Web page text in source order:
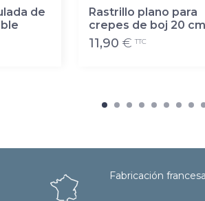
de
Rastrillo plano para
crepes de boj 20 cm
11,90 € TTC
Fabricación